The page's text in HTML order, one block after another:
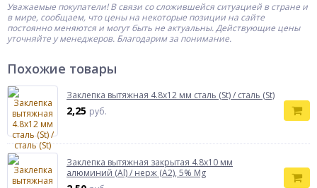
Уважаемые покупатели! В связи со сложившейся ситуацией в стране и
в мире, сообщаем, что цены на некоторые позиции на сайте
постоянно меняются и могут быть не актуальны. Действующие цены
уточняйте у менеджеров. Благодарим за понимание.
Похожие товары
Заклепка вытяжная 4.8х12 мм сталь (St) / сталь (St)
2,25 руб.
Заклепка вытяжная закрытая 4.8х10 мм
алюминий (Al) / нерж (А2), 5% Mg